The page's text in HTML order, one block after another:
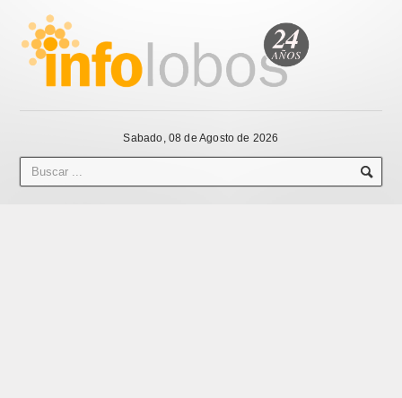
Sabado, 08 de Agosto de 2026